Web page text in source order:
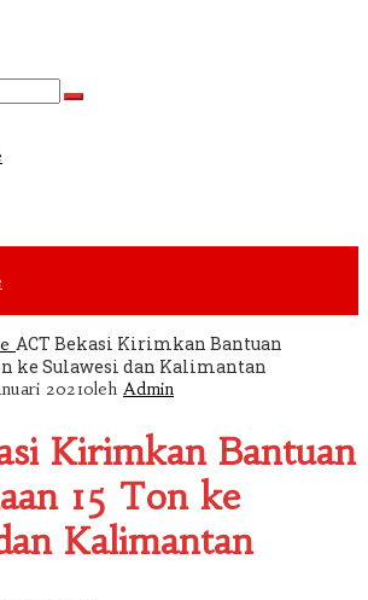
ACT Bekasi Kirimkan Bantuan
ke Sulawesi dan Kalimantan
2021oleh Admin
Kirimkan Bantuan
15 Ton ke
Kalimantan